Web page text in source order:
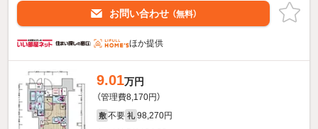
お問い合わせ （無料）
ほか提供
9.01万円
（管理費8,170円）
敷 不要 礼 98,270円